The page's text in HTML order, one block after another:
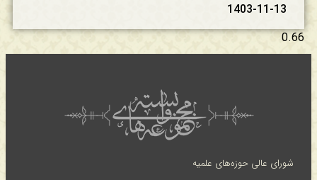
1403-11-13
شورای عالی حوزه‌های علمیه